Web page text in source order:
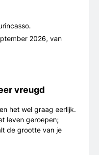
2026, van
vreugd
het wel graag eerlijk.
leven geroepen;
de grootte van je